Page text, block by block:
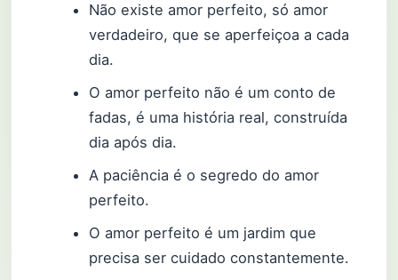
Não existe amor perfeito, só amor
verdadeiro, que se aperfeiçoa a cada
dia.
O amor perfeito não é um conto de
fadas, é uma história real, construída
dia após dia.
A paciência é o segredo do amor
perfeito.
O amor perfeito é um jardim que
precisa ser cuidado constantemente.